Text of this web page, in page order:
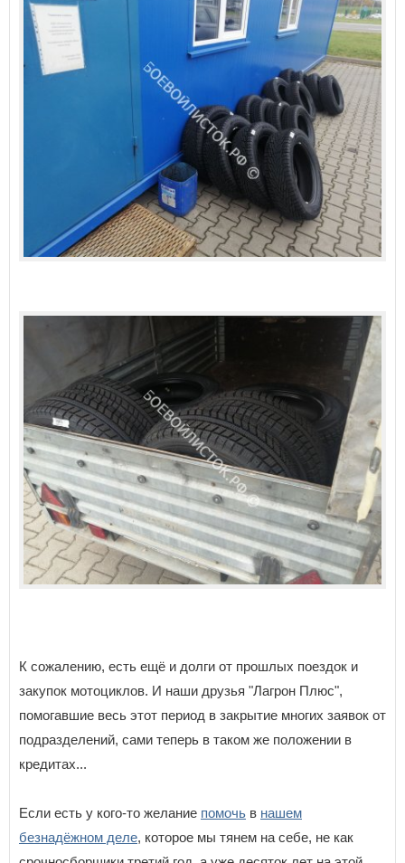
К сожалению, есть ещё и долги от прошлых поездок и
закупок мотоциклов. И наши друзья "Лагрон Плюс",
помогавшие весь этот период в закрытие многих заявок от
подразделений, сами теперь в таком же положении в
кредитах...
Если есть у кого-то желание помочь в нашем
безнадёжном деле, которое мы тянем на себе, не как